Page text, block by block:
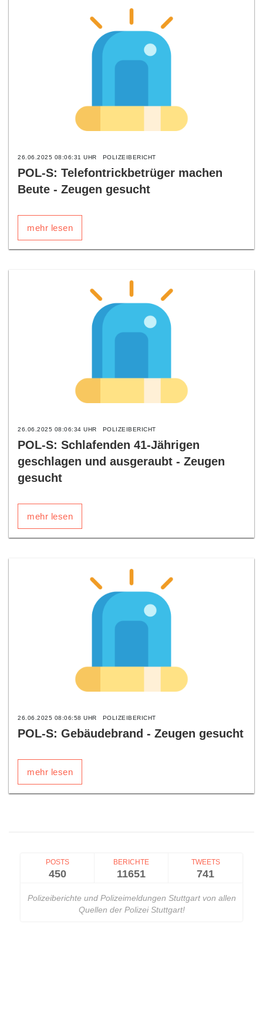
26.06.2025 08:06:31 UHR POLIZEIBERICHT
POL-S: Telefontrickbetrüger machen
Beute - Zeugen gesucht
mehr lesen
26.06.2025 08:06:34 UHR POLIZEIBERICHT
POL-S: Schlafenden 41-Jährigen
geschlagen und ausgeraubt - Zeugen
gesucht
mehr lesen
26.06.2025 08:06:58 UHR POLIZEIBERICHT
POL-S: Gebäudebrand - Zeugen gesucht
mehr lesen
POSTS
450
BERICHTE
11651
TWEETS
741
Polizeiberichte und Polizeimeldungen Stuttgart von allen
Quellen der Polizei Stuttgart!